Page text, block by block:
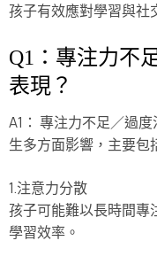
孩子有效應對學習與社
Q1：專注力不
表現？
A1： 專注力不足／過
生多方面影響，主要包
1.注意力分散
孩子可能難以長時間專
學習效率。